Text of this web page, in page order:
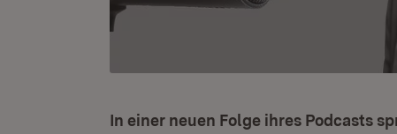
In einer neuen Folge ihres Podcasts